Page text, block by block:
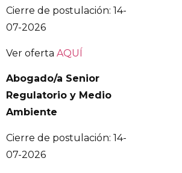
Cierre de postulación: 14-
07-2026
Ver oferta AQUÍ
Abogado/a Senior
Regulatorio y Medio
Ambiente
Cierre de postulación: 14-
07-2026